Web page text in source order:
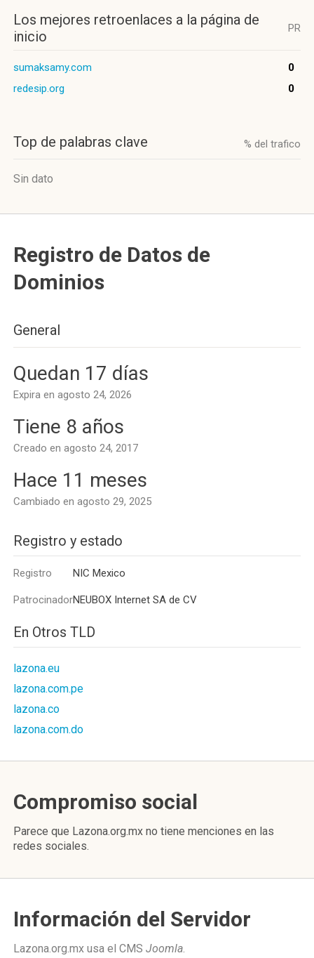
Los mejores retroenlaces a la página de
inicio
PR
sumaksamy.com
0
redesip.org
0
Top de palabras clave % del trafico
Sin dato
Registro de Datos de
Dominios
General
Quedan 17 días
Expira en agosto 24, 2026
Tiene 8 años
Creado en agosto 24, 2017
Hace 11 meses
Cambiado en agosto 29, 2025
Registro y estado
Registro NIC Mexico
PatrocinadorNEUBOX Internet SA de CV
En Otros TLD
lazona.eu
lazona.com.pe
lazona.co
lazona.com.do
Compromiso social
Parece que Lazona.org.mx no tiene menciones en las
redes sociales.
Información del Servidor
Lazona.org.mx usa el CMS Joomla.